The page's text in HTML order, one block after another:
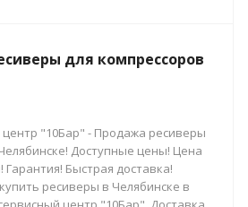
для компрессоров
центр "10Бар" - Продажа ресиверы
Доступные цены! Цена
Быстрая доставка!
ресиверы в Челябинске в